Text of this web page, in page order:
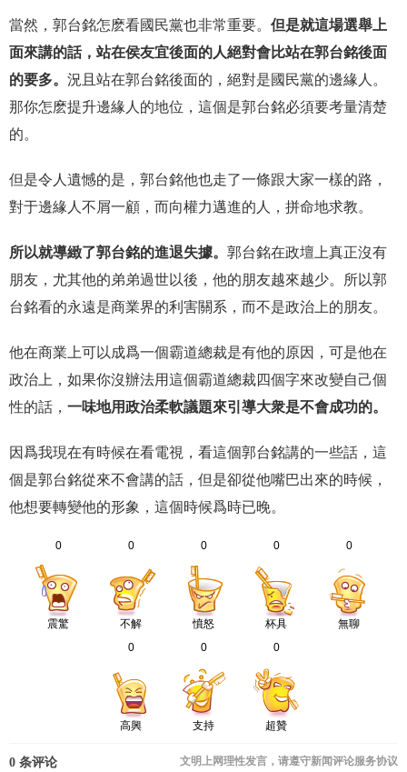
當然，郭台銘怎麽看國民黨也非常重要。 但是就這場選舉上
面來講的話，站在侯友宜後面的人絕對會比站在郭台銘後面
的要多。 況且站在郭台銘後面的，絕對是國民黨的邊緣人。
那你怎麽提升邊緣人的地位，這個是郭台銘必須要考量清楚
的。
但是令人遺憾的是，郭台銘他也走了一條跟大家一樣的路，
對于邊緣人不屑一顧，而向權力邁進的人，拼命地求教。
所以就導緻了郭台銘的進退失據。 郭台銘在政壇上真正沒有
朋友，尤其他的弟弟過世以後，他的朋友越來越少。所以郭
台銘看的永遠是商業界的利害關系，而不是政治上的朋友。
他在商業上可以成爲一個霸道總裁是有他的原因，可是他在
政治上，如果你沒辦法用這個霸道總裁四個字來改變自己個
性的話， 一味地用政治柔軟議題來引導大衆是不會成功的。
因爲我現在有時候在看電視，看這個郭台銘講的一些話，這
個是郭台銘從來不會講的話，但是卻從他嘴巴出來的時候，
他想要轉變他的形象，這個時候爲時已晚。
0
震驚
0
不解
0
憤怒
0
杯具
0
無聊
0
高興
0
支持
0
超贊